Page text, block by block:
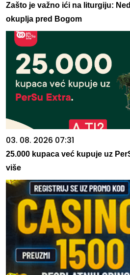
Zašto je važno ići na liturgiju:
okuplja pred Bogom
03. 08. 2026 07:31
25.000 kupaca već kupuje uz
više